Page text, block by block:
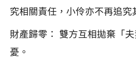
究相關責任，小伶亦不再追究
財產歸零： 雙方互相拋棄「
憂。